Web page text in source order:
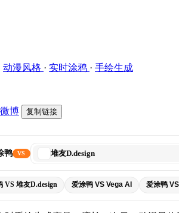
动漫风格 · 实时涂鸦 · 手绘生成
微博 复制链接
鸭 VS
比
具
堆友D.design
VS 堆友D.design 爱涂鸭 VS Vega AI 爱涂鸭